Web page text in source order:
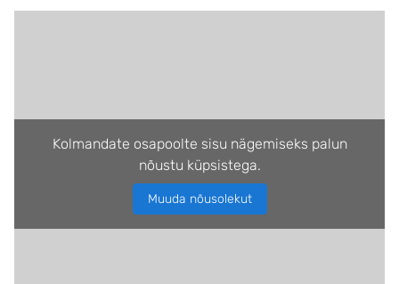
Kolmandate osapoolte sisu nägemiseks palun
nõustu küpsistega.
Muuda nõusolekut